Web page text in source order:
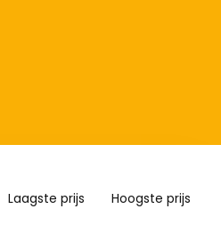
Laagste prijs Hoogste prijs